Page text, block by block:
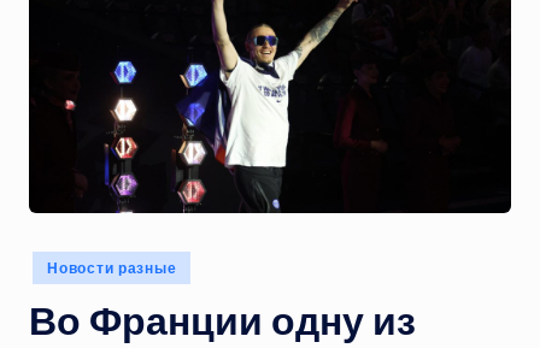
Опубликовано
в
Новости разные
Во Франции одну из